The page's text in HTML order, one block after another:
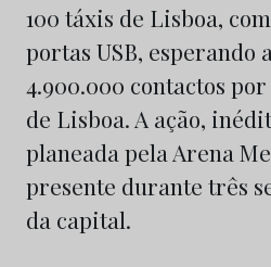
100 táxis de Lisboa,
portas USB,
4.900.000 contactos
de Lisboa. A ação,
planeada pela Arena
presente durante três
da capital.